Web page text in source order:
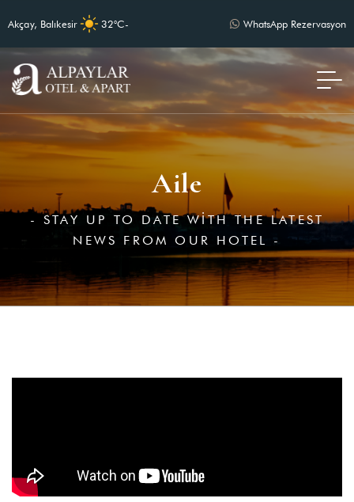
Akçay, Balıkesir 32°C- WhatsApp Rezervasyon
Aile
- STAY UP TO DATE WITH THE LATEST
NEWS FROM OUR HOTEL -